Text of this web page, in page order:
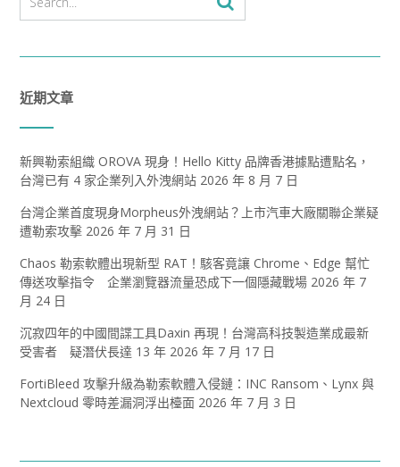
近期文章
新興勒索組織 OROVA 現身！Hello Kitty 品牌香港據點遭點名，
台灣已有 4 家企業列入外洩網站 2026 年 8 月 7 日
台灣企業首度現身Morpheus外洩網站？上市汽車大廠關聯企業疑
遭勒索攻擊 2026 年 7 月 31 日
Chaos 勒索軟體出現新型 RAT！駭客竟讓 Chrome、Edge 幫忙
傳送攻擊指令 企業瀏覽器流量恐成下一個隱藏戰場 2026 年 7
月 24 日
沉寂四年的中國間諜工具Daxin 再現！台灣高科技製造業成最新
受害者 疑潛伏長達 13 年 2026 年 7 月 17 日
FortiBleed 攻擊升級為勒索軟體入侵鏈：INC Ransom、Lynx 與
Nextcloud 零時差漏洞浮出檯面 2026 年 7 月 3 日